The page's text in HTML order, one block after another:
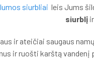
siurbliai leis Jums
siurblį
ir ateičiai saugaus
ir ruošti karštą vandenį